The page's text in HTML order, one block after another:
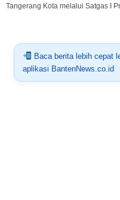
Tangerang Kota melalui Satgas I
Baca berita lebih cepat
aplikasi BantenNews.co.id